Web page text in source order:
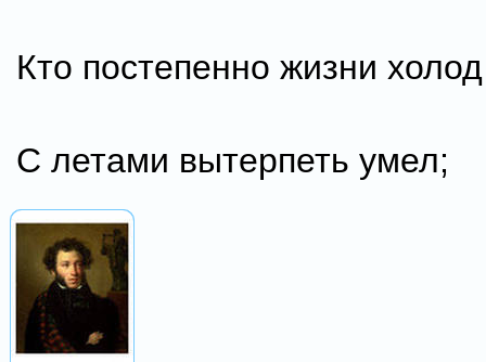
Кто постепенно жизни холод
С летами вытерпеть умел;